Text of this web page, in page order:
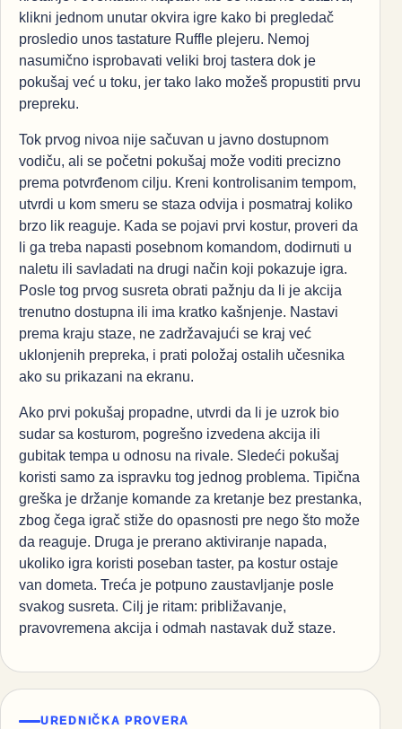
klikni jednom unutar okvira igre kako bi pregledač
prosledio unos tastature Ruffle plejeru. Nemoj
nasumično isprobavati veliki broj tastera dok je
pokušaj već u toku, jer tako lako možeš propustiti prvu
prepreku.
Tok prvog nivoa nije sačuvan u javno dostupnom
vodiču, ali se početni pokušaj može voditi precizno
prema potvrđenom cilju. Kreni kontrolisanim tempom,
utvrdi u kom smeru se staza odvija i posmatraj koliko
brzo lik reaguje. Kada se pojavi prvi kostur, proveri da
li ga treba napasti posebnom komandom, dodirnuti u
naletu ili savladati na drugi način koji pokazuje igra.
Posle tog prvog susreta obrati pažnju da li je akcija
trenutno dostupna ili ima kratko kašnjenje. Nastavi
prema kraju staze, ne zadržavajući se kraj već
uklonjenih prepreka, i prati položaj ostalih učesnika
ako su prikazani na ekranu.
Ako prvi pokušaj propadne, utvrdi da li je uzrok bio
sudar sa kosturom, pogrešno izvedena akcija ili
gubitak tempa u odnosu na rivale. Sledeći pokušaj
koristi samo za ispravku tog jednog problema. Tipična
greška je držanje komande za kretanje bez prestanka,
zbog čega igrač stiže do opasnosti pre nego što može
da reaguje. Druga je prerano aktiviranje napada,
ukoliko igra koristi poseban taster, pa kostur ostaje
van dometa. Treća je potpuno zaustavljanje posle
svakog susreta. Cilj je ritam: približavanje,
pravovremena akcija i odmah nastavak duž staze.
UREDNIČKA PROVERA